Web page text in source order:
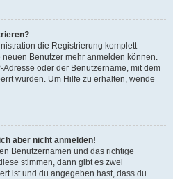
die Registrierung komplett
Benutzer mehr anmelden können.
oder der Benutzername, mit dem
wurden. Um Hilfe zu erhalten, wende
aber nicht anmelden!
Benutzernamen und das richtige
stimmen, dann gibt es zwei
ist und du angegeben hast, dass du